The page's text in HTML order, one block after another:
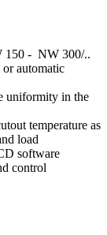
150 - NW 300/..
automatic
uniformity in the
temperature as
load
software
control